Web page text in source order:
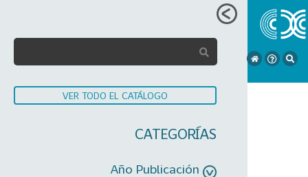
VER TODO EL CATÁLOGO
CATEGORÍAS
Año Publicación